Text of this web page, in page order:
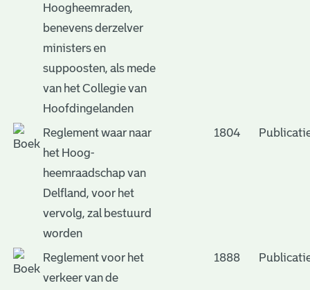
Hoogheemraden,
benevens derzelver
ministers en
suppoosten, als mede
van het Collegie van
Hoofdingelanden
Reglement waar naar
het Hoog-
heemraadschap van
Delfland, voor het
vervolg, zal bestuurd
worden
1804
Reglement voor het
verkeer van de
1888